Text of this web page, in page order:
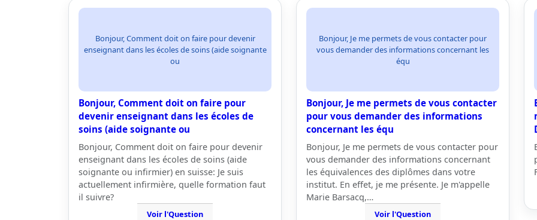
Bonjour, Comment doit on faire pour devenir
enseignant dans les écoles de soins (aide soignante
ou
Bonjour, Comment doit on faire pour
devenir enseignant dans les écoles de
soins (aide soignante ou
Bonjour, Comment doit on faire pour devenir
enseignant dans les écoles de soins (aide
soignante ou infirmier) en suisse: Je suis
actuellement infirmière, quelle formation faut
il suivre?
Voir l'Question
Bonjour, Je me permets de vous contacter pour
vous demander des informations concernant les
équ
Bonjour, Je me permets de vous contacter
pour vous demander des informations
concernant les équ
Bonjour, Je me permets de vous contacter pour
vous demander des informations concernant
les équivalences des diplômes dans votre
institut. En effet, je me présente. Je m'appelle
Marie Barsacq,…
Voir l'Question